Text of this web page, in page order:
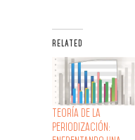
RELATED
Teoría de la
Periodización: